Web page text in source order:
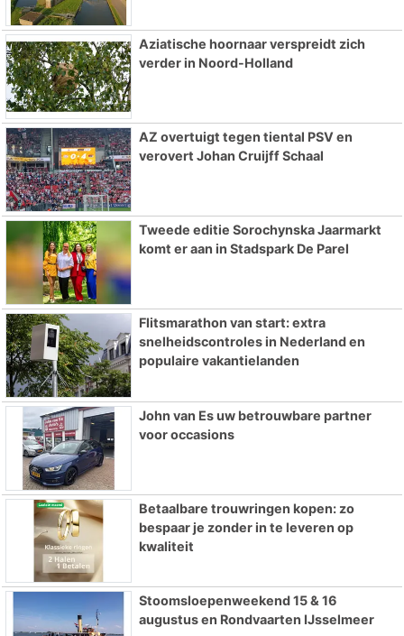
Aziatische hoornaar verspreidt zich
verder in Noord-Holland
AZ overtuigt tegen tiental PSV en
verovert Johan Cruijff Schaal
Tweede editie Sorochynska Jaarmarkt
komt er aan in Stadspark De Parel
Flitsmarathon van start: extra
snelheidscontroles in Nederland en
populaire vakantielanden
John van Es uw betrouwbare partner
voor occasions
Betaalbare trouwringen kopen: zo
bespaar je zonder in te leveren op
kwaliteit
Stoomsloepenweekend 15 & 16
augustus en Rondvaarten IJsselmeer